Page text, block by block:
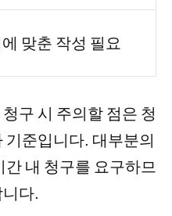
맞춘 작성 필요
구 시 주의할 점은 청
기준입니다. 대부분의
내 청구를 요구하므
다.